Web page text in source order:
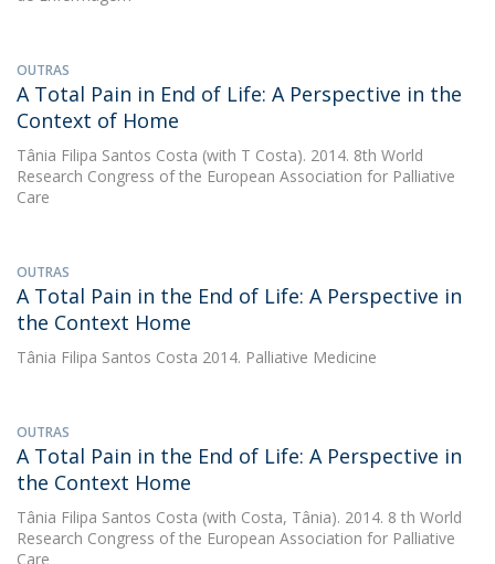
OUTRAS
A Total Pain in End of Life: A Perspective in the
Context of Home
Tânia Filipa Santos Costa (with T Costa). 2014. 8th World
Research Congress of the European Association for Palliative
Care
OUTRAS
A Total Pain in the End of Life: A Perspective in
the Context Home
Tânia Filipa Santos Costa 2014. Palliative Medicine
OUTRAS
A Total Pain in the End of Life: A Perspective in
the Context Home
Tânia Filipa Santos Costa (with Costa, Tânia). 2014. 8 th World
Research Congress of the European Association for Palliative
Care